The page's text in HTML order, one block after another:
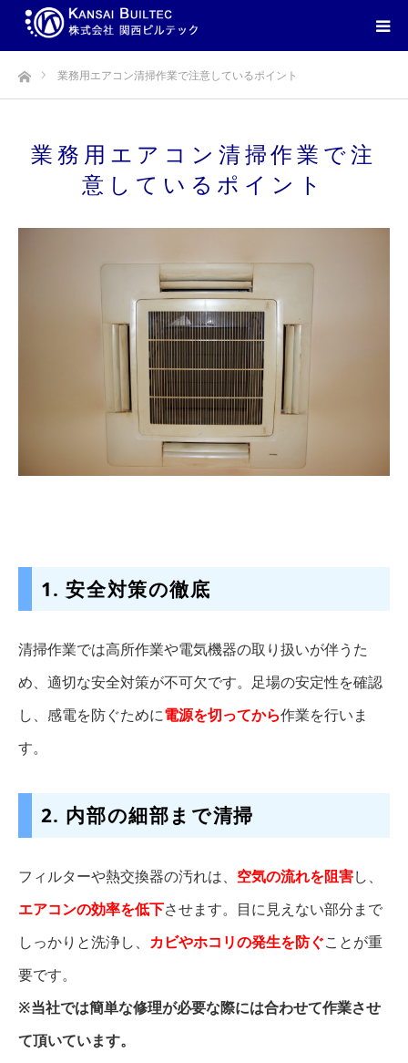
ホーム業務用エアコン清掃作業で注意しているポイント
業務用エアコン清掃作業で注
意しているポイント
1. 安全対策の徹底
清掃作業では高所作業や電気機器の取り扱いが伴うた
め、適切な安全対策が不可欠です。足場の安定性を確認
し、感電を防ぐために電源を切ってから作業を行いま
す。
2. 内部の細部まで清掃
フィルターや熱交換器の汚れは、 空気の流れを阻害し、
エアコンの効率を低下させます。目に見えない部分まで
しっかりと洗浄し、 カビやホコリの発生を防ぐことが重
要です。
※当社では簡単な修理が必要な際には合わせて作業させ
て頂いています。